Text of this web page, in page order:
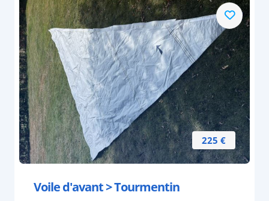
225 €
Voile d'avant > Tourmentin